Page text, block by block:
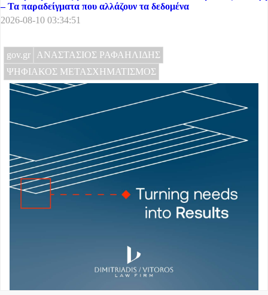
– Τα παραδείγματα που αλλάζουν τα δεδομένα
2026-08-10 03:34:51
gov.gr
ΑΝΑΣΤΑΣΙΟΣ ΡΑΦΑΗΛΙΔΗΣ
ΨΗΦΙΑΚΟΣ ΜΕΤΑΣΧΗΜΑΤΙΣΜΟΣ